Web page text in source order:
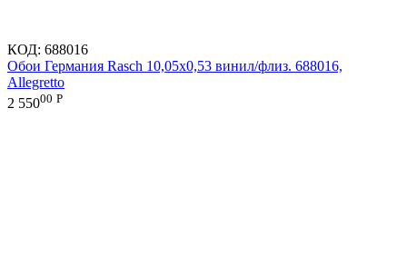
КОД: 688016
Обои Германия Rasch 10,05x0,53 винил/флиз. 688016,
Allegretto
2 55000 Р